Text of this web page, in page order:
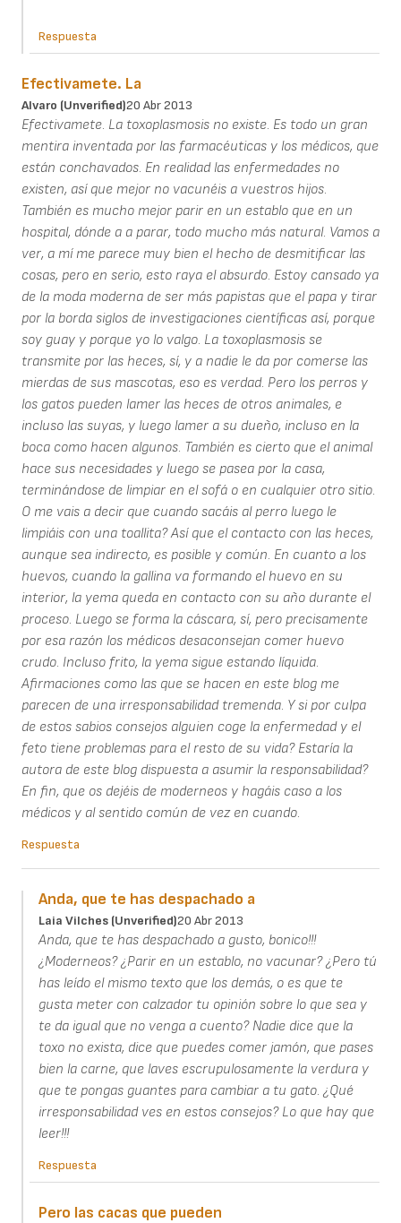
Respuesta
Efectivamete. La
Alvaro (unverified)20 Abr 2013
Efectivamete. La toxoplasmosis no existe. Es todo un gran
mentira inventada por las farmacéuticas y los médicos, que
están conchavados. En realidad las enfermedades no
existen, así que mejor no vacunéis a vuestros hijos.
También es mucho mejor parir en un establo que en un
hospital, dónde a a parar, todo mucho más natural. Vamos a
ver, a mí me parece muy bien el hecho de desmitificar las
cosas, pero en serio, esto raya el absurdo. Estoy cansado ya
de la moda moderna de ser más papistas que el papa y tirar
por la borda siglos de investigaciones científicas así, porque
soy guay y porque yo lo valgo. La toxoplasmosis se
transmite por las heces, sí, y a nadie le da por comerse las
mierdas de sus mascotas, eso es verdad. Pero los perros y
los gatos pueden lamer las heces de otros animales, e
incluso las suyas, y luego lamer a su dueño, incluso en la
boca como hacen algunos. También es cierto que el animal
hace sus necesidades y luego se pasea por la casa,
terminándose de limpiar en el sofá o en cualquier otro sitio.
O me vais a decir que cuando sacáis al perro luego le
limpiáis con una toallita? Así que el contacto con las heces,
aunque sea indirecto, es posible y común. En cuanto a los
huevos, cuando la gallina va formando el huevo en su
interior, la yema queda en contacto con su año durante el
proceso. Luego se forma la cáscara, sí, pero precisamente
por esa razón los médicos desaconsejan comer huevo
crudo. Incluso frito, la yema sigue estando líquida.
Afirmaciones como las que se hacen en este blog me
parecen de una irresponsabilidad tremenda. Y si por culpa
de estos sabios consejos alguien coge la enfermedad y el
feto tiene problemas para el resto de su vida? Estaría la
autora de este blog dispuesta a asumir la responsabilidad?
En fin, que os dejéis de moderneos y hagáis caso a los
médicos y al sentido común de vez en cuando.
Respuesta
Anda, que te has despachado a
Laia Vilches (unverified)20 Abr 2013
Anda, que te has despachado a gusto, bonico!!!
¿Moderneos? ¿Parir en un establo, no vacunar? ¿Pero tú
has leído el mismo texto que los demás, o es que te
gusta meter con calzador tu opinión sobre lo que sea y
te da igual que no venga a cuento? Nadie dice que la
toxo no exista, dice que puedes comer jamón, que pases
bien la carne, que laves escrupulosamente la verdura y
que te pongas guantes para cambiar a tu gato. ¿Qué
irresponsabilidad ves en estos consejos? Lo que hay que
leer!!!
Respuesta
Pero las cacas que pueden